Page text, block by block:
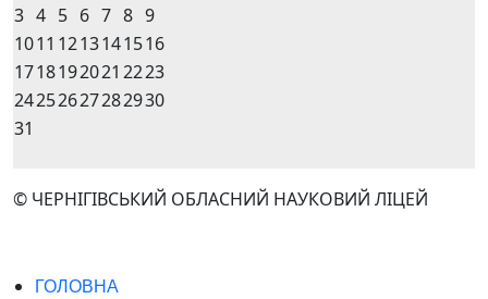
3 4 5 6 7 8 9
1011 1213141516
1718192021 2223
24252627282930
31
© ЧЕРНІГІВСЬКИЙ ОБЛАСНИЙ НАУКОВИЙ ЛІЦЕЙ
ГОЛОВНА